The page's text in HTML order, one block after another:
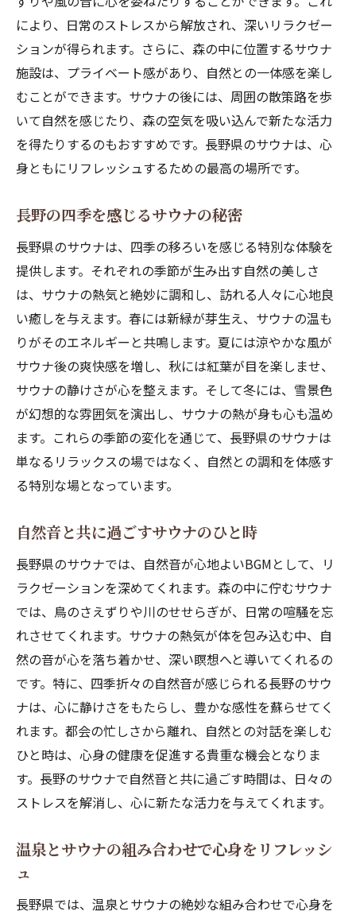
自然環境の中で心を解放する方法
長野県の隠れたサウナスポットの魅力
極上のリラクゼーションを提供する場所
自然と調和したサウナ設計の秘密
長野県でのサウナ体験がストレスをほどく理由
サウナが心に与える癒しのメカニズム
自然と触れ合うことの心理的効果
サウナで自己リフレクションの時間を持つ
長野県の自然が心を解放する理由
サウナセラピーの科学的根拠
絶景を望む長野県サウナで得られる癒しの瞬間
絶景サウナが生む心の安らぎ
視界に広がる自然の圧倒的な美しさ
瞬間を楽しむサウナの醍醐味
自然が与える五感への刺激
心に残るサウナでの思い出づくり
絶景と共に過ごす非日常感
自然とサウナのハーモニー
長野の風景に溶け込むサウナ体験
共鳴する心と自然のリズム
自然の息吹を感じるリラクゼーション
長野の自然がもたらす精神的充実
より深い瞑想的なサウナ体験
心と体を満たす長野県サウナの特別な体験
全身を整えるためのサウナ儀式
特別なサウナ体験がもたらす幸福感
サウナでの身体的なリフレッシュ法
心をリセットするためのサウナプログラム
長野ならではのサウナメニューの魅力
により、日常のストレスから解放され、深いリラクゼー
ションが得られます。さらに、森の中に位置するサウナ
施設は、プライベート感があり、自然との一体感を楽し
むことができます。サウナの後には、周囲の散策路を歩
いて自然を感じたり、森の空気を吸い込んで新たな活力
を得たりするのもおすすめです。長野県のサウナは、心
身ともにリフレッシュするための最高の場所です。
長野の四季を感じるサウナの秘密
長野県のサウナは、四季の移ろいを感じる特別な体験を
提供します。それぞれの季節が生み出す自然の美しさ
は、サウナの熱気と絶妙に調和し、訪れる人々に心地良
い癒しを与えます。春には新緑が芽生え、サウナの温も
りがそのエネルギーと共鳴します。夏には涼やかな風が
サウナ後の爽快感を増し、秋には紅葉が目を楽しませ、
サウナの静けさが心を整えます。そして冬には、雪景色
が幻想的な雰囲気を演出し、サウナの熱が身も心も温め
ます。これらの季節の変化を通じて、長野県のサウナは
単なるリラックスの場ではなく、自然との調和を体感す
る特別な場となっています。
自然音と共に過ごすサウナのひと時
長野県のサウナでは、自然音が心地よいBGMとして、リ
ラクゼーションを深めてくれます。森の中に佇むサウナ
では、鳥のさえずりや川のせせらぎが、日常の喧騒を忘
れさせてくれます。サウナの熱気が体を包み込む中、自
然の音が心を落ち着かせ、深い瞑想へと導いてくれるの
です。特に、四季折々の自然音が感じられる長野のサウ
ナは、心に静けさをもたらし、豊かな感性を蘇らせてく
れます。都会の忙しさから離れ、自然との対話を楽しむ
ひと時は、心身の健康を促進する貴重な機会となりま
す。長野のサウナで自然音と共に過ごす時間は、日々の
ストレスを解消し、心に新たな活力を与えてくれます。
温泉とサウナの組み合わせで心身をリフレッシ
ュ
長野県では、温泉とサウナの絶妙な組み合わせで心身を